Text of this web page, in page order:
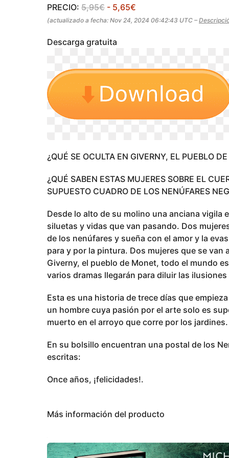
a
g
o
PRECIO: 5,95€ - 5,65€
(actualizado a fecha: Nov 24, 2024 06:42:43 UTC –
Descarga gratuita
¿QUÉ SE OCULTA EN GIVERNY, EL PUEBLO
¿QUÉ SABEN ESTAS MUJERES SOBRE EL
SUPUESTO CUADRO DE LOS NENÚFARES
Desde lo alto de su molino una anciana
siluetas y vidas que van pasando. Dos
de los nenúfares y sueña con el amor y la
para y por la pintura. Dos mujeres que se
Giverny, el pueblo de Monet, todo el mundo
varios dramas llegarán para diluir las
Esta es una historia de trece días que
un hombre cuya pasión por el arte solo es
muerto en el arroyo que corre por los jardines.
En su bolsillo encuentran una postal de los
escritas:
Once años, ¡felicidades!.
Más información del producto